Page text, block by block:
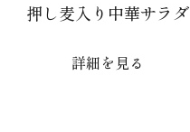
押し麦入り中華サラダ
詳細を見る